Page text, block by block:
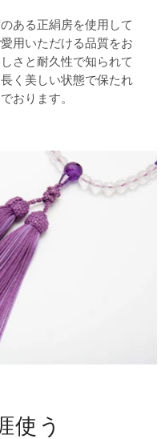
ある正絹房を使用して
用いただける品質をお
さと耐久性で知られて
く美しい状態で保たれ
おります。
使う